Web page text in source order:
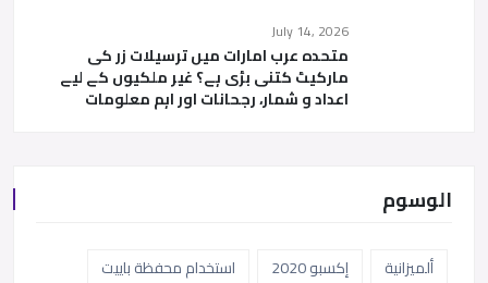
July 14, 2026
متحدہ عرب امارات میں ترسیلات زر کی
مارکیٹ کتنی بڑی ہے؟ غیر ملکیوں کے لیے
اعداد و شمار، رجحانات اور اہم معلومات
الوسوم
ألميزانية إكسبو 2020
استخدام محفظة باييت